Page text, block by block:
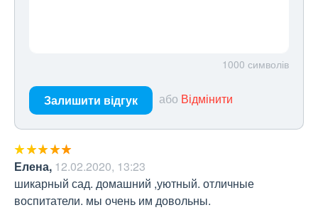
1000 символів
Залишити відгук або Відмінити
Елена, 12.02.2020, 13:23
шикарный сад. домашний ,уютный. отличные
воспитатели. мы очень им довольны.